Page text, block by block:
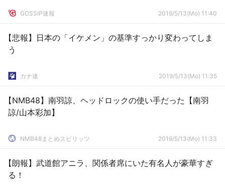
GOSSIP速報 2019/5/13(Mo) 11:40
【悲報】日本の「イケメン」の基準すっかり変わってしま
う
カナ速 2019/5/13(Mo) 11:35
【NMB48】南羽諒、ヘッドロックの使い手だった【南羽
諒/山本彩加】
NMB48まとめスピリッツ 2019/5/13(Mo) 11:33
【朗報】武道館アニラ、関係者席にいた有名人が豪華すぎ
る！